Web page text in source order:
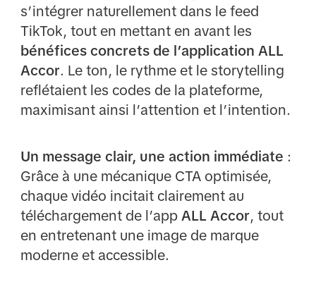
s’intégrer naturellement dans le feed
TikTok, tout en mettant en avant les
bénéfices concrets de l’application ALL
Accor. Le ton, le rythme et le storytelling
reflétaient les codes de la plateforme,
maximisant ainsi l’attention et l’intention.
Un message clair, une action immédiate :
Grâce à une mécanique CTA optimisée,
chaque vidéo incitait clairement au
téléchargement de l’app ALL Accor, tout
en entretenant une image de marque
moderne et accessible.